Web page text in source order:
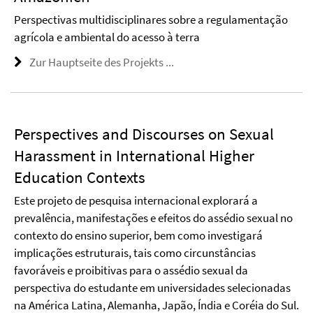
Perspectivas multidisciplinares sobre a regulamentação
agrícola e ambiental do acesso à terra
Zur Hauptseite des Projekts ...
Perspectives and Discourses on Sexual
Harassment in International Higher
Education Contexts
Este projeto de pesquisa internacional explorará a
prevalência, manifestações e efeitos do assédio sexual no
contexto do ensino superior, bem como investigará
implicações estruturais, tais como circunstâncias
favoráveis e proibitivas para o assédio sexual da
perspectiva do estudante em universidades selecionadas
na América Latina, Alemanha, Japão, Índia e Coréia do Sul.